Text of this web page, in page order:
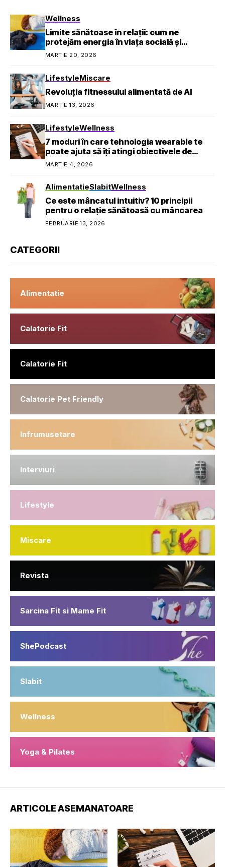
Wellness
Limite sănătoase în relații: cum ne
protejăm energia în viața socială și
profesională
MARTIE 20, 2026
LifestyleMiscare
Revoluția fitnessului alimentată de AI
MARTIE 13, 2026
LifestyleWellness
7 moduri în care tehnologia wearable te
poate ajuta să îți atingi obiectivele de
sănătate
MARTIE 4, 2026
AlimentatieSlabitWellness
Ce este mâncatul intuitiv? 10 principii
pentru o relație sănătoasă cu mâncarea
FEBRUARIE 13, 2026
CATEGORII
Alimentatie
Calatorie Fit
Calatorie Fit
Calatorie Pet Friendly
Infrumusetare
Interviuri
Lifestyle
Miscare
Revista
Sarcina Fit si Mame Fit
ShePodcast
Slabit
Wellness
Yoga & Pilates
ARTICOLE ASEMANATOARE